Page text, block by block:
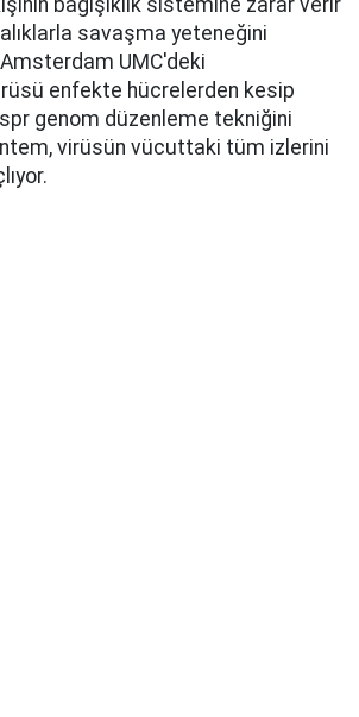
savaşma yeteneğini
Amsterdam UMC'deki
enfekte hücrelerden kesip
genom düzenleme tekniğini
virüsün vücuttaki tüm izlerini